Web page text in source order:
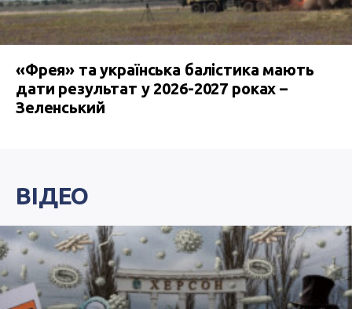
«Фрея» та українська балістика мають
дати результат у 2026-2027 роках –
Зеленський
ВІДЕО